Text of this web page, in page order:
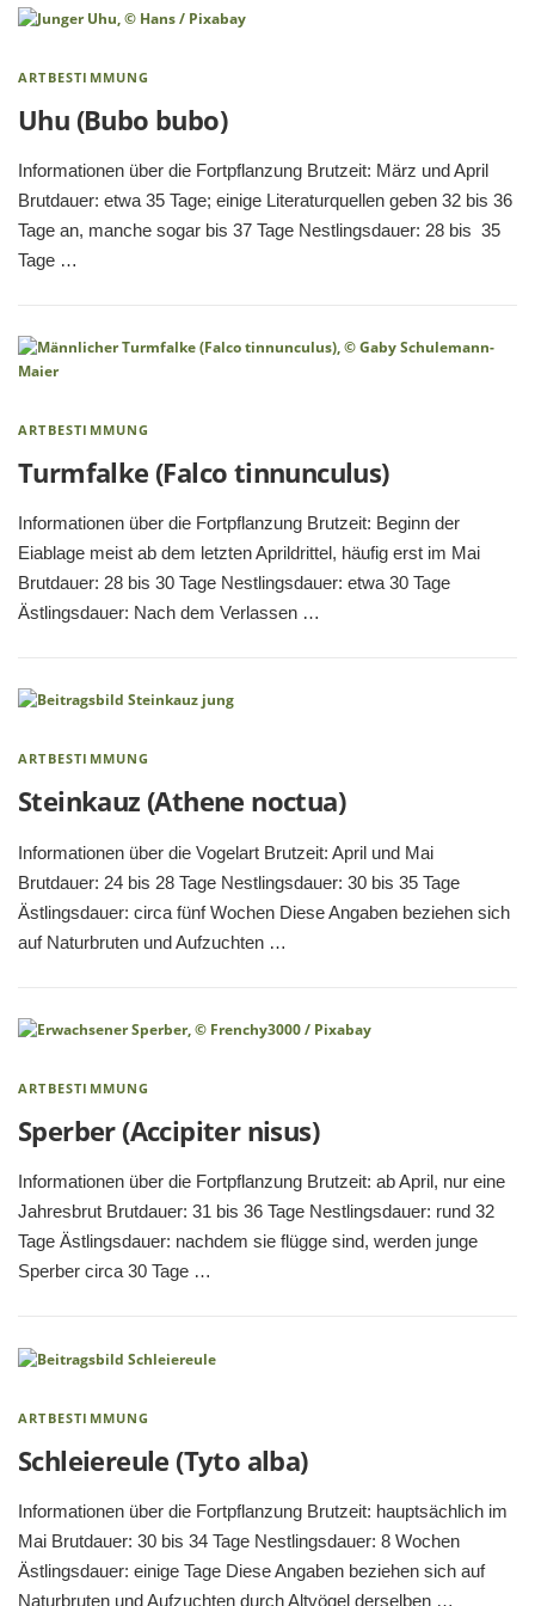
ARTBESTIMMUNG
Uhu (Bubo bubo)
Informationen über die Fortpflanzung Brutzeit: März und April
Brutdauer: etwa 35 Tage; einige Literaturquellen geben 32 bis 36
Tage an, manche sogar bis 37 Tage Nestlingsdauer: 28 bis 35
Tage …
ARTBESTIMMUNG
Turmfalke (Falco tinnunculus)
Informationen über die Fortpflanzung Brutzeit: Beginn der
Eiablage meist ab dem letzten Aprildrittel, häufig erst im Mai
Brutdauer: 28 bis 30 Tage Nestlingsdauer: etwa 30 Tage
Ästlingsdauer: Nach dem Verlassen …
ARTBESTIMMUNG
Steinkauz (Athene noctua)
Informationen über die Vogelart Brutzeit: April und Mai
Brutdauer: 24 bis 28 Tage Nestlingsdauer: 30 bis 35 Tage
Ästlingsdauer: circa fünf Wochen Diese Angaben beziehen sich
auf Naturbruten und Aufzuchten …
ARTBESTIMMUNG
Sperber (Accipiter nisus)
Informationen über die Fortpflanzung Brutzeit: ab April, nur eine
Jahresbrut Brutdauer: 31 bis 36 Tage Nestlingsdauer: rund 32
Tage Ästlingsdauer: nachdem sie flügge sind, werden junge
Sperber circa 30 Tage …
ARTBESTIMMUNG
Schleiereule (Tyto alba)
Informationen über die Fortpflanzung Brutzeit: hauptsächlich im
Mai Brutdauer: 30 bis 34 Tage Nestlingsdauer: 8 Wochen
Ästlingsdauer: einige Tage Diese Angaben beziehen sich auf
Naturbruten und Aufzuchten durch Altvögel derselben …